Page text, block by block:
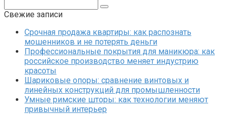
Свежие записи
Срочная продажа квартиры: как распознать
мошенников и не потерять деньги
Профессиональные покрытия для маникюра: как
российское производство меняет индустрию
красоты
Шариковые опоры: сравнение винтовых и
линейных конструкций для промышленности
Умные римские шторы: как технологии меняют
привычный интерьер